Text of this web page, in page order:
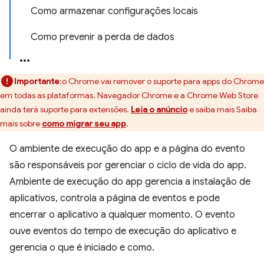
Como armazenar configurações locais
Como prevenir a perda de dados
Importante:o Chrome vai remover o suporte para apps do Chrome
em todas as plataformas. Navegador Chrome e a Chrome Web Store
ainda terá suporte para extensões. Leia o anúncioe saiba mais Saiba
mais sobre como migrar seu app.
O ambiente de execução do app e a página do evento
são responsáveis por gerenciar o ciclo de vida do app.
Ambiente de execução do app gerencia a instalação de
aplicativos, controla a página de eventos e pode
encerrar o aplicativo a qualquer momento. O evento
ouve eventos do tempo de execução do aplicativo e
gerencia o que é iniciado e como.